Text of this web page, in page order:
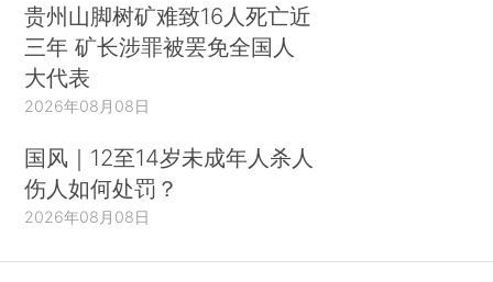
贵州山脚树矿难致16人死亡近
三年 矿长涉罪被罢免全国人
大代表
2026年08月08日
国风｜12至14岁未成年人杀人
伤人如何处罚？
2026年08月08日